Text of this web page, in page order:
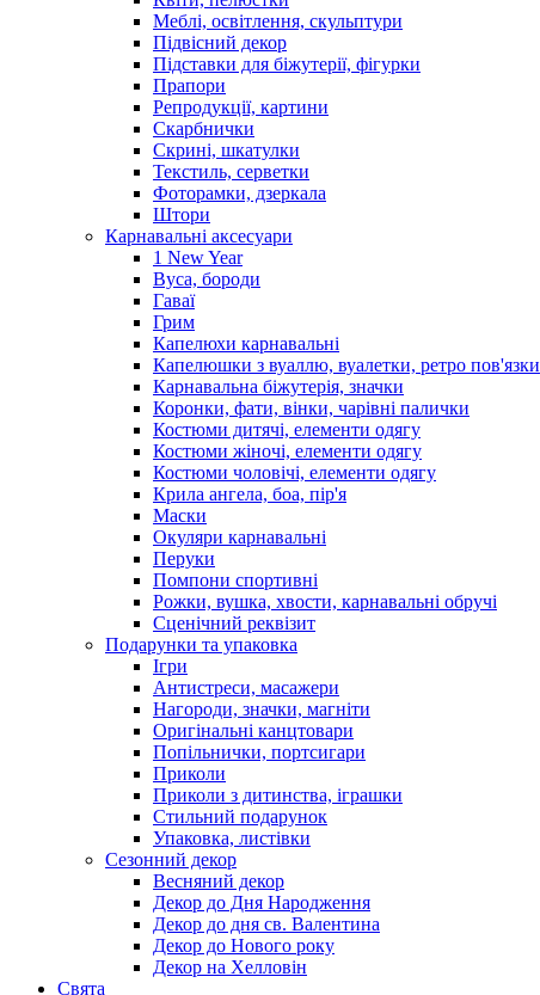
Меблі, освітлення, скульптури
Підвісний декор
Підставки для біжутерії, фігурки
Прапори
Репродукції, картини
Скарбнички
Скрині, шкатулки
Текстиль, серветки
Фоторамки, дзеркала
Штори
Карнавальні аксесуари
1 New Year
Вуса, бороди
Гаваї
Грим
Капелюхи карнавальні
Капелюшки з вуаллю, вуалетки, ретро пов'язки
Карнавальна біжутерія, значки
Коронки, фати, вінки, чарівні палички
Костюми дитячі, елементи одягу
Костюми жіночі, елементи одягу
Костюми чоловічі, елементи одягу
Крила ангела, боа, пір'я
Маски
Окуляри карнавальні
Перуки
Помпони спортивні
Рожки, вушка, хвости, карнавальні обручі
Сценічний реквізит
Подарунки та упаковка
Ігри
Антистреси, масажери
Нагороди, значки, магніти
Оригінальні канцтовари
Попільнички, портсигари
Приколи
Приколи з дитинства, іграшки
Стильний подарунок
Упаковка, листівки
Сезонний декор
Весняний декор
Декор до Дня Народження
Декор до дня св. Валентина
Декор до Нового року
Декор на Хелловін
Свята